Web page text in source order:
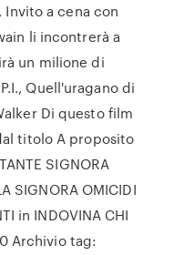
a cena con
li incontrerà a
un milione di
Quell'uragano di
Di questo film
titolo A proposito
SIGNORA
SIGNORA OMICIDI
in INDOVINA CHI
Archivio tag: